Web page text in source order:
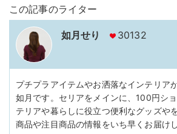
この記事のライター
如月せり 30132
プチプラアイテムやお洒落なインテリア
如月です。セリアをメインに、100円シ
テリアや暮らしに役立つ便利なグッズや
商品や注目商品の情報をいち早くお届け